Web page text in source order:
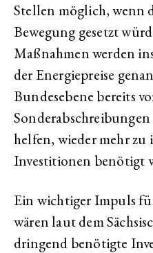
Stellen möglich, wenn
Bewegung gesetzt
Maßnahmen werden
der Energiepreise
Bundesebene bereits
helfen, wieder mehr zu
Investitionen benötigt
Ein wichtiger Impuls
wären laut dem
dringend benötigte